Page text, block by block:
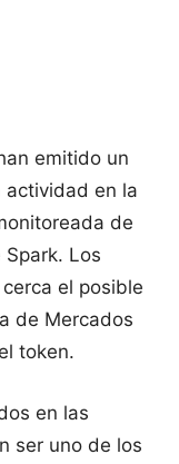
emitido un
actividad en la
de
Los
el posible
de Mercados
token.
en las
ser uno de los